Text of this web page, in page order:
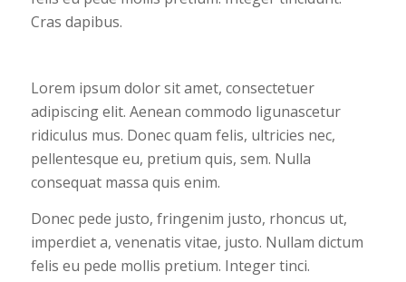
Cras dapibus.
Lorem ipsum dolor sit amet, consectetuer
adipiscing elit. Aenean commodo ligunascetur
ridiculus mus. Donec quam felis, ultricies nec,
pellentesque eu, pretium quis, sem. Nulla
consequat massa quis enim.
Donec pede justo, fringenim justo, rhoncus ut,
imperdiet a, venenatis vitae, justo. Nullam dictum
felis eu pede mollis pretium. Integer tinci.